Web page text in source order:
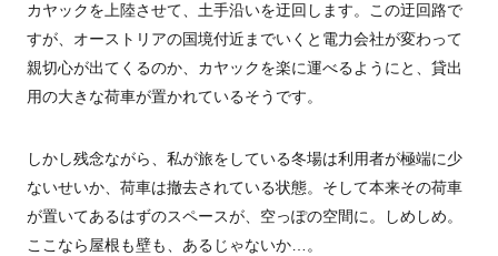
カヤックを上陸させて、土手沿いを迂回します。この迂回路で
すが、オーストリアの国境付近までいくと電力会社が変わって
親切心が出てくるのか、カヤックを楽に運べるようにと、貸出
用の大きな荷車が置かれているそうです。
しかし残念ながら、私が旅をしている冬場は利用者が極端に少
ないせいか、荷車は撤去されている状態。そして本来その荷車
が置いてあるはずのスペースが、空っぽの空間に。しめしめ。
ここなら屋根も壁も、あるじゃないか…。